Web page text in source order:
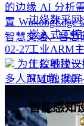
边缘数采
嵌入式工
工业ARM
工控触摸
HMI触摸
智能感知
的边缘 AI 分析
置 WukongEdge
智慧交通、智慧
02-27
为什么不建
多人踩过坑